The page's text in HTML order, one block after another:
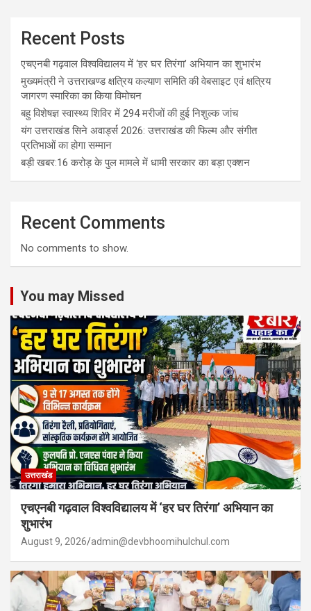
Recent Posts
एचएनबी गढ़वाल विश्वविद्यालय में ‘हर घर तिरंगा’ अभियान का शुभारंभ
मुख्यमंत्री ने उत्तराखण्ड क्षत्रिय कल्याण समिति की वेबसाइट एवं क्षत्रिय
जागरण स्मारिका का किया विमोचन
बहु विशेषज्ञ स्वास्थ्य शिविर में 294 मरीजों की हुई निशुल्क जांच
यंग उत्तराखंड सिने अवार्ड्स 2026: उत्तराखंड की फिल्म और संगीत
प्रतिभाओं का होगा सम्मान
बड़ी खबर:16 करोड़ के पुल मामले में धामी सरकार का बड़ा एक्शन
Recent Comments
No comments to show.
You may Missed
उत्तराखंड
एचएनबी गढ़वाल विश्वविद्यालय में ‘हर घर तिरंगा’ अभियान का
शुभारंभ
August 9, 2026 admin@devbhoomihulchul.com